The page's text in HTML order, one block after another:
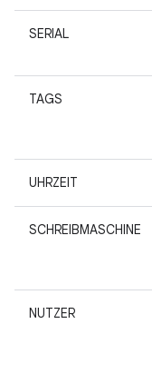
SERIAL
TAGS
UHRZEIT
SCHREIBMASCHINE
NUTZER